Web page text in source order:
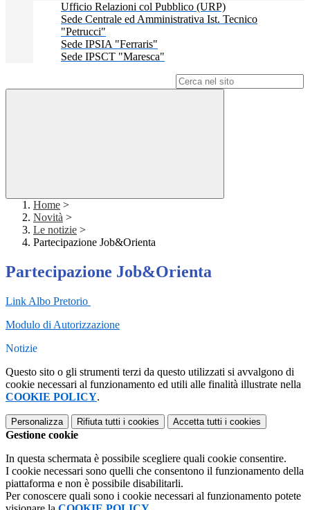
Ufficio Relazioni col Pubblico (URP)
Sede Centrale ed Amministrativa Ist. Tecnico
"Petrucci"
Sede IPSIA "Ferraris"
Sede IPSCT "Maresca"
Home >
Novità >
Le notizie >
Partecipazione Job&Orienta
Partecipazione Job&Orienta
Link Albo Pretorio
Modulo di Autorizzazione
Notizie
Questo sito o gli strumenti terzi da questo utilizzati si avvalgono di
cookie necessari al funzionamento ed utili alle finalità illustrate nella
COOKIE POLICY.
Personalizza Rifiuta tutti i cookies Accetta tutti i cookies
Gestione cookie
In questa schermata è possibile scegliere quali cookie consentire.
I cookie necessari sono quelli che consentono il funzionamento della
piattaforma e non è possibile disabilitarli.
Per conoscere quali sono i cookie necessari al funzionamento potete